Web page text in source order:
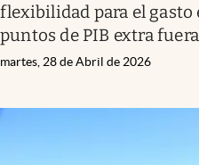
flexibilidad para el gasto
puntos de PIB extra
martes, 28 de Abril de 2026